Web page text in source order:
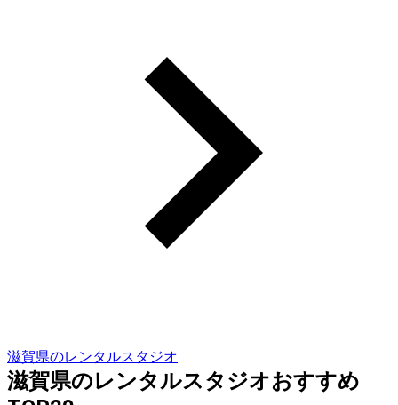
滋賀県のレンタルスタジオ
滋賀県のレンタルスタジオおすすめ